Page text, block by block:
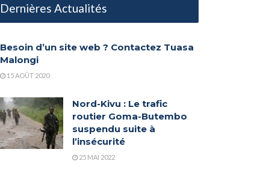
Dernières Actualités
Besoin d’un site web ? Contactez Tuasa
Malongi
15 AOÛT 2020
Nord-Kivu : Le trafic
routier Goma-Butembo
suspendu suite à
l’insécurité
25 MAI 2022